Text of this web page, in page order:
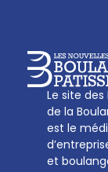
Le site des
de la
est le
et